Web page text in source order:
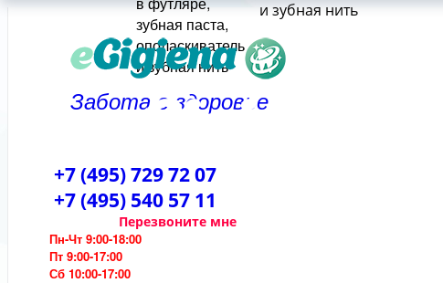
Забота о здоровье
+7 (495) 729 72 07
+7 (495) 540 57 11
Перезвоните мне
Пн-Чт 9:00-18:00
Пт 9:00-17:00
Сб 10:00-17:00
и зубная нить